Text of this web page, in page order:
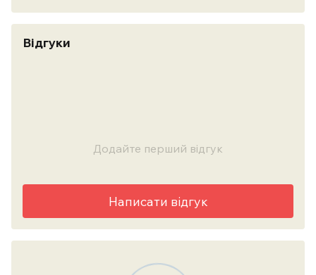
Відгуки
Додайте перший відгук
Написати відгук